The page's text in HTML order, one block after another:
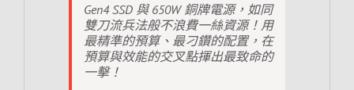
Gen4 SSD 與 650W 銅牌電源，如同
雙刀流兵法般不浪費一絲資源！用
最精準的預算、最刁鑽的配置，在
預算與效能的交叉點揮出最致命的
一擊！